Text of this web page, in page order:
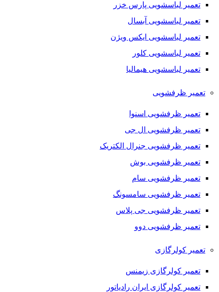
تعمیر لباسشویی پارس خزر
تعمیر لباسشویی آبسال
تعمیر لباسشویی ایکس ویژن
تعمیر لباسشویی کلور
تعمیر لباسشویی هیمالیا
تعمیر ظرفشویی
تعمیر ظرفشویی اسنوا
تعمیر ظرفشویی ال جی
تعمیر ظرفشویی جنرال الکتریک
تعمیر ظرفشویی بوش
تعمیر ظرفشویی سام
تعمیر ظرفشویی سامسونگ
تعمیر ظرفشویی جی پلاس
تعمیر ظرفشویی دوو
تعمیر کولرگازی
تعمیر کولرگازی زیمنس
تعمیر کولرگازی ایران رادیاتور